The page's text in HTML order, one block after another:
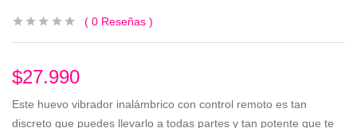
0 Reseñas
$27.990
Este huevo vibrador inalámbrico con control remoto es tan
discreto que puedes llevarlo a todas partes y tan potente que te